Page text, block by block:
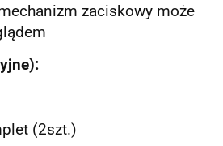
zaciskowy może
(2szt.)